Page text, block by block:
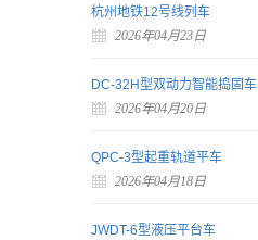
杭州地铁12号线列车
2026年04月23日
DC-32H型双动力智能捣固车
2026年04月20日
QPC-3型起重轨道平车
2026年04月18日
JWDT-6型液压平台车